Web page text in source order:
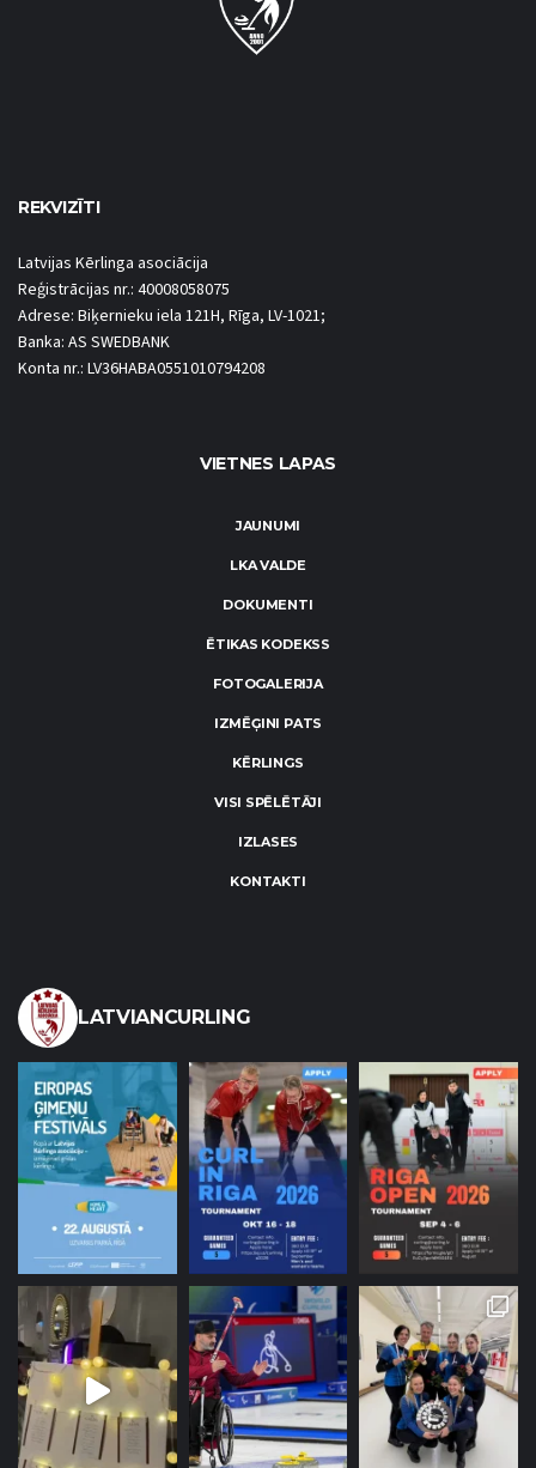
REKVIZĪTI
Latvijas Kērlinga asociācija
Reģistrācijas nr.: 40008058075
Adrese: Biķernieku iela 121H, Rīga, LV-1021;
Banka: AS SWEDBANK
Konta nr.: LV36HABA0551010794208
VIETNES LAPAS
JAUNUMI
LKA VALDE
DOKUMENTI
ĒTIKAS KODEKSS
FOTOGALERIJA
IZMĒĢINI PATS
KĒRLINGS
VISI SPĒLĒTĀJI
IZLASES
KONTAKTI
LATVIANCURLING